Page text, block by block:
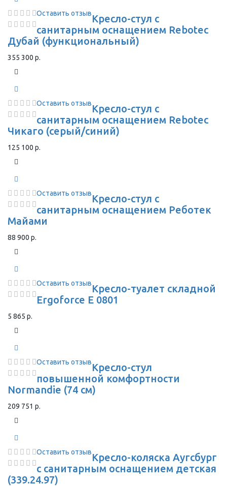
Оставить отзывКресло-стул с
санитарным оснащением Rebotec
Дубай (функциональный)
355 300 р.
Оставить отзывКресло-стул с
санитарным оснащением Rebotec
Чикаго (серый/синий)
125 100 р.
Оставить отзывКресло-стул с
санитарным оснащением Реботек
Майами
88 900 р.
Оставить отзывКресло-туалет складной
Ergoforce E 0801
5 865 р.
Оставить отзывКресло-стул
повышенной комфортности
Normandie (74 см)
209 751 р.
Оставить отзывКресло-коляска Аугсбург
с санитарным оснащением детская
(339.24.97)